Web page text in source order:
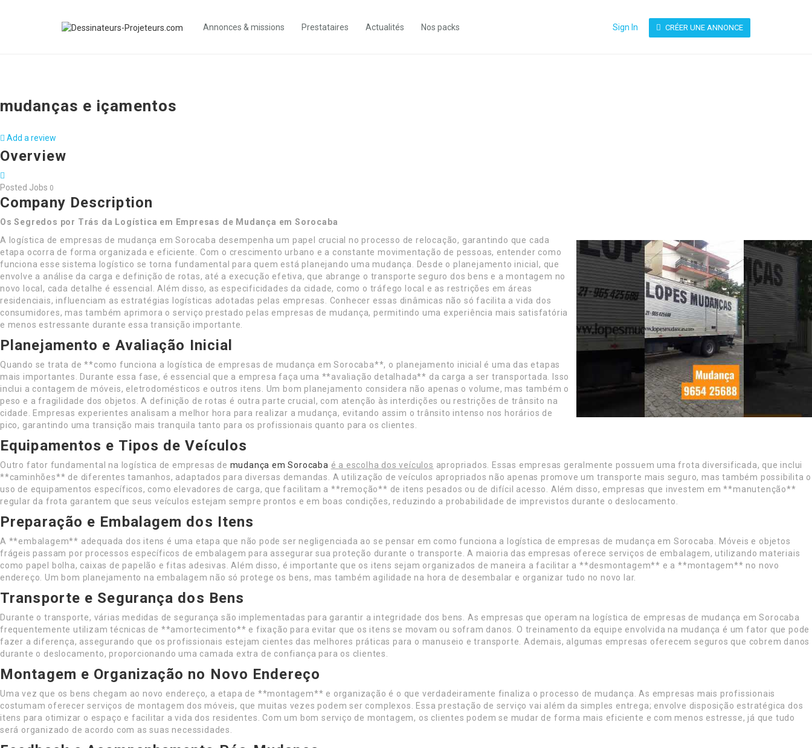
Annonces & missions Prestataires Actualités Nos packs Sign In CRÉER UNE ANNONCE
mudanças e içamentos
Add a review
Overview
Posted Jobs 0
Company Description
Os Segredos por Trás da Logística em Empresas de Mudança em Sorocaba
A logística de empresas de mudança em Sorocaba desempenha um papel crucial no processo de relocação, garantindo que cada
etapa ocorra de forma organizada e eficiente. Com o crescimento urbano e a constante movimentação de pessoas, entender como
funciona esse sistema logístico se torna fundamental para quem está planejando uma mudança. Desde o planejamento inicial, que
envolve a análise da carga e definição de rotas, até a execução efetiva, que abrange o transporte seguro dos bens e a montagem no
novo local, cada detalhe é essencial. Além disso, as especificidades da cidade, como o tráfego local e as restrições em áreas
residenciais, influenciam as estratégias logísticas adotadas pelas empresas. Conhecer essas dinâmicas não só facilita a vida dos
consumidores, mas também aprimora o serviço prestado pelas empresas de mudança, permitindo uma experiência mais satisfatória
e menos estressante durante essa transição importante.
Planejamento e Avaliação Inicial
Quando se trata de **como funciona a logística de empresas de mudança em Sorocaba**, o planejamento inicial é uma das etapas
mais importantes. Durante essa fase, é essencial que a empresa faça uma **avaliação detalhada** da carga a ser transportada. Isso
inclui a contagem de móveis, eletrodomésticos e outros itens. Um bom planejamento considera não apenas o volume, mas também o
peso e a fragilidade dos objetos. A definição de rotas é outra parte crucial, com atenção às interdições ou restrições de trânsito na
cidade. Empresas experientes analisam a melhor hora para realizar a mudança, evitando assim o trânsito intenso nos horários de
pico, garantindo uma transição mais tranquila tanto para os profissionais quanto para os clientes.
Equipamentos e Tipos de Veículos
Outro fator fundamental na logística de empresas de mudança em Sorocaba é a escolha dos veículos apropriados. Essas empresas geralmente possuem uma frota diversificada, que inclui
**caminhões** de diferentes tamanhos, adaptados para diversas demandas. A utilização de veículos apropriados não apenas promove um transporte mais seguro, mas também possibilita o
uso de equipamentos específicos, como elevadores de carga, que facilitam a **remoção** de itens pesados ou de difícil acesso. Além disso, empresas que investem em **manutenção**
regular da frota garantem que seus veículos estejam sempre prontos e em boas condições, reduzindo a probabilidade de imprevistos durante o deslocamento.
Preparação e Embalagem dos Itens
A **embalagem** adequada dos itens é uma etapa que não pode ser negligenciada ao se pensar em como funciona a logística de empresas de mudança em Sorocaba. Móveis e objetos
frágeis passam por processos específicos de embalagem para assegurar sua proteção durante o transporte. A maioria das empresas oferece serviços de embalagem, utilizando materiais
como papel bolha, caixas de papelão e fitas adesivas. Além disso, é importante que os itens sejam organizados de maneira a facilitar a **desmontagem** e a **montagem** no novo
endereço. Um bom planejamento na embalagem não só protege os bens, mas também agilidade na hora de desembalar e organizar tudo no novo lar.
Transporte e Segurança dos Bens
Durante o transporte, várias medidas de segurança são implementadas para garantir a integridade dos bens. As empresas que operam na logística de empresas de mudança em Sorocaba
frequentemente utilizam técnicas de **amortecimento** e fixação para evitar que os itens se movam ou sofram danos. O treinamento da equipe envolvida na mudança é um fator que pode
fazer a diferença, assegurando que os profissionais estejam cientes das melhores práticas para o manuseio e transporte. Ademais, algumas empresas oferecem seguros que cobrem danos
durante o deslocamento, proporcionando uma camada extra de confiança para os clientes.
Montagem e Organização no Novo Endereço
Uma vez que os bens chegam ao novo endereço, a etapa de **montagem** e organização é o que verdadeiramente finaliza o processo de mudança. As empresas mais profissionais
costumam oferecer serviços de montagem dos móveis, que muitas vezes podem ser complexos. Essa prestação de serviço vai além da simples entrega; envolve disposição estratégica dos
itens para otimizar o espaço e facilitar a vida dos residentes. Com um bom serviço de montagem, os clientes podem se mudar de forma mais eficiente e com menos estresse, já que tudo
será organizado de acordo com as suas necessidades.